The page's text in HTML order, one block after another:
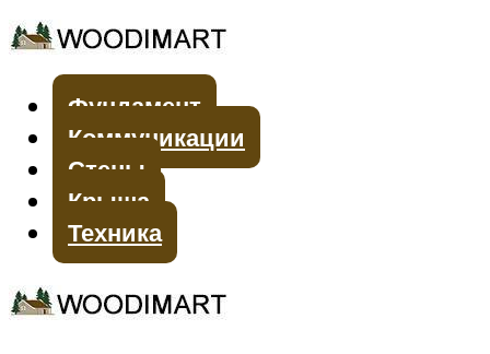
Фундамент
Коммуникации
Стены
Крыша
Техника
Меню